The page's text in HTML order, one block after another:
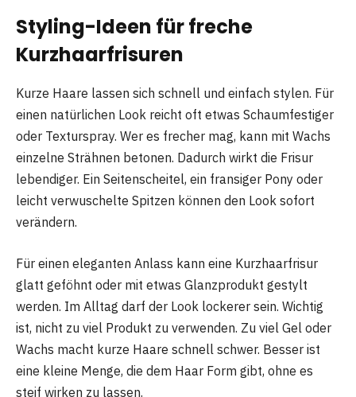
Styling-Ideen für freche
Kurzhaarfrisuren
Kurze Haare lassen sich schnell und einfach stylen. Für
einen natürlichen Look reicht oft etwas Schaumfestiger
oder Texturspray. Wer es frecher mag, kann mit Wachs
einzelne Strähnen betonen. Dadurch wirkt die Frisur
lebendiger. Ein Seitenscheitel, ein fransiger Pony oder
leicht verwuschelte Spitzen können den Look sofort
verändern.
Für einen eleganten Anlass kann eine Kurzhaarfrisur
glatt geföhnt oder mit etwas Glanzprodukt gestylt
werden. Im Alltag darf der Look lockerer sein. Wichtig
ist, nicht zu viel Produkt zu verwenden. Zu viel Gel oder
Wachs macht kurze Haare schnell schwer. Besser ist
eine kleine Menge, die dem Haar Form gibt, ohne es
steif wirken zu lassen.